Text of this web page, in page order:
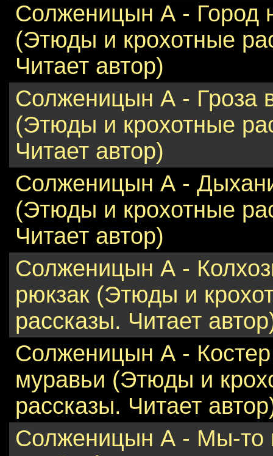
Солженицын А - Город
(Этюды и крохотные
Читает автор)
Солженицын А - Гроза
(Этюды и крохотные
Читает автор)
Солженицын А -
(Этюды и крохотные
Читает автор)
Солженицын А -
рюкзак (Этюды и
рассказы. Читает
Солженицын А -
муравьи (Этюды и
рассказы. Читает
Солженицын А - Мы-то